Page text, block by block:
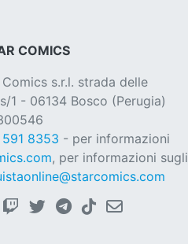
COMICS
s.r.l. strada delle
1 - 06134 Bosco (Perugia)
8353 - per informazioni
, per informazioni sugli